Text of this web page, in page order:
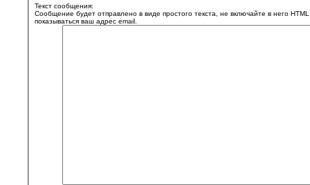
Текст сообщения:
Сообщение будет отправлено в виде простого текста, не включайте в него
показываться ваш адрес email.